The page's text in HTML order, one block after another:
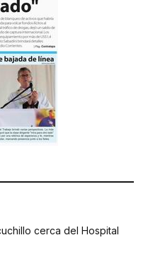
cerca del Hospital